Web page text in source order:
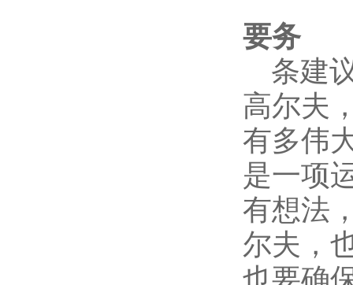
要务
条建
高尔夫
有多伟
是一项
有想法
尔夫，